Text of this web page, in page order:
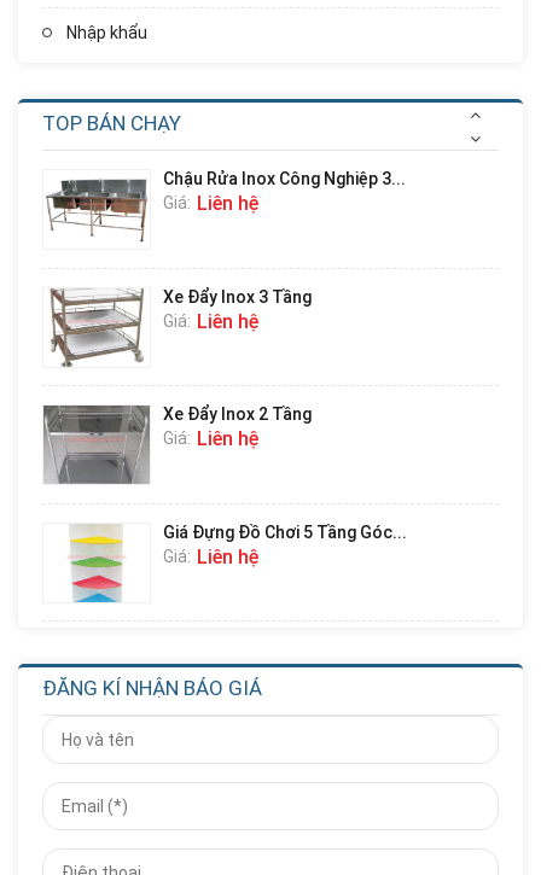
Nhập khẩu
TOP BÁN CHẠY
Chậu Rửa Inox Công Nghiệp 3...
Giá: Liên hệ
Xe Đẩy Inox 3 Tầng
Giá: Liên hệ
Xe Đẩy Inox 2 Tầng
Giá: Liên hệ
Giá Đựng Đồ Chơi 5 Tầng Góc...
Giá: Liên hệ
Giá: Liên hệ
Giá Đựng Đồ Chơi Học Toán
ĐĂNG KÍ NHẬN BÁO GIÁ